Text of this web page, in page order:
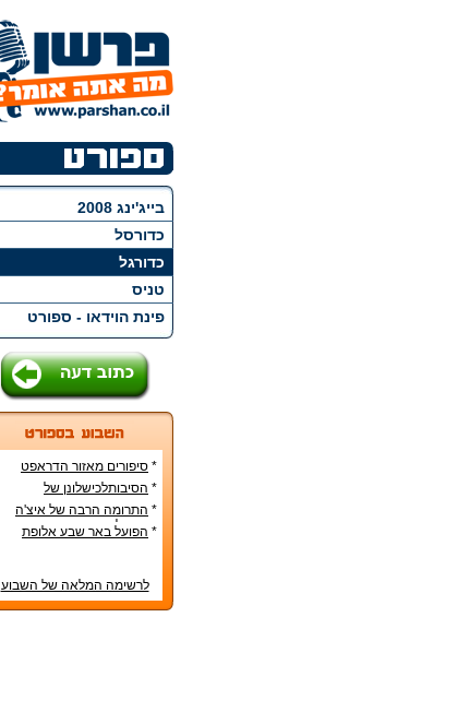
בייג'ינג 2008
כדורסל
כדורגל
טניס
פינת הוידאו - ספורט
* סיפורים מאזור הדראפט
האמריקני
* הסיבותלכישלונן של
הנבחרות הסקנדינביות
* התרומה הרבה של איצ'ה
מנחם לקידום ענף הספורט
* הפועל באר שבע אלופת
לרשימה המלאה של השבוע